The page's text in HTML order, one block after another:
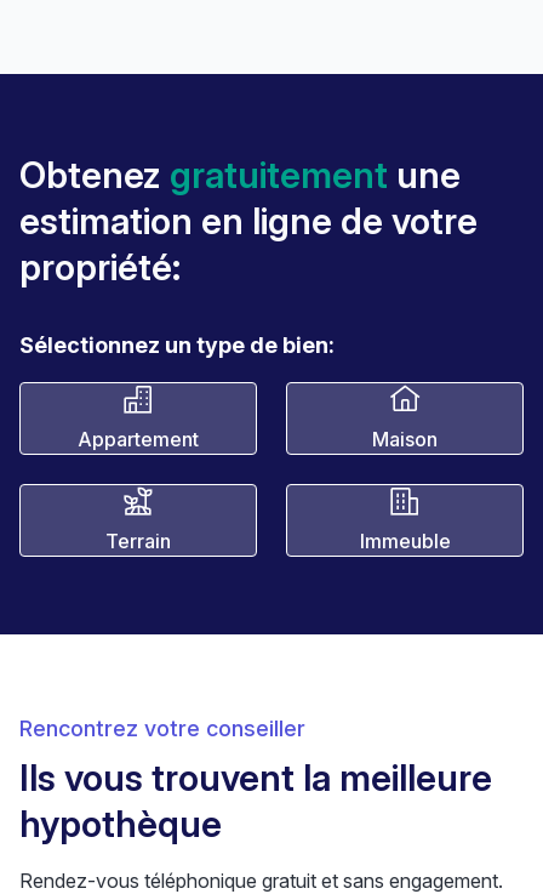
Obtenez gratuitement une
estimation en ligne de votre
propriété:
Sélectionnez un type de bien:
Appartement Maison
Terrain Immeuble
Rencontrez votre conseiller
Ils vous trouvent la meilleure
hypothèque
Rendez-vous téléphonique gratuit et sans engagement.